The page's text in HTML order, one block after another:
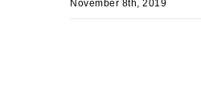
November 8th, 2019